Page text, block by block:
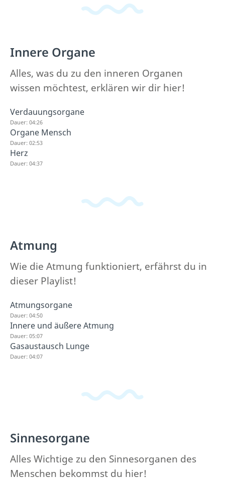
Innere Organe
Alles, was du zu den inneren Organen
wissen möchtest, erklären wir dir hier!
Verdauungsorgane
Dauer: 04:26
Organe Mensch
Dauer: 02:53
Herz
Dauer: 04:37
Atmung
Wie die Atmung funktioniert, erfährst du in
dieser Playlist!
Atmungsorgane
Dauer: 04:50
Innere und äußere Atmung
Dauer: 05:07
Gasaustausch Lunge
Dauer: 04:07
Sinnesorgane
Alles Wichtige zu den Sinnesorganen des
Menschen bekommst du hier!